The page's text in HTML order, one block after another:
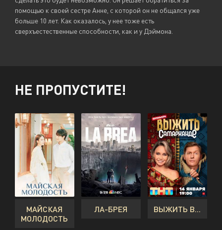
помощью к своей сестре Анне, с которой он не общался уже
больше 10 лет. Как оказалось, у нее тоже есть
сверхъестественные способности, как и у Дэймона.
НЕ ПРОПУСТИТЕ!
МАЙСКАЯ
МОЛОДОСТЬ
ЛА-БРЕЯ ВЫЖИТЬ В...